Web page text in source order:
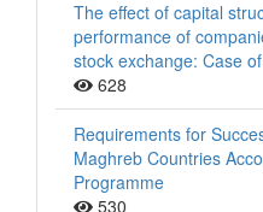
The effect of capital
performance of
stock exchange: Case
628
Requirements for
Maghreb Countries
Programme
530